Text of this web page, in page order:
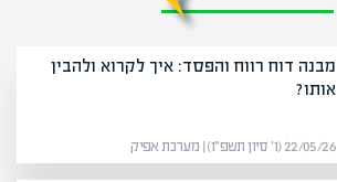
מבנה דוח רווח והפסד: איך לקרוא ולהבין
אותו?
22/05/26 (ו׳ סיון תשפ״ו) | מערכת אפיק